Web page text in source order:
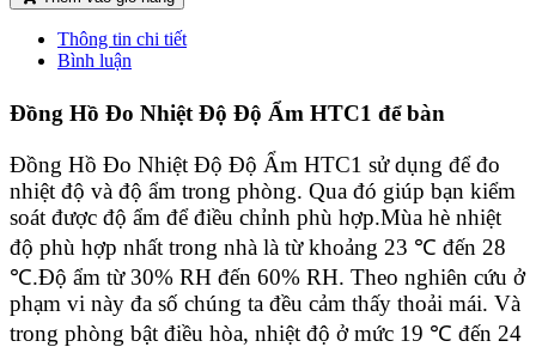
Thông tin chi tiết
Bình luận
Đồng Hồ Đo Nhiệt Độ Độ Ẩm HTC1 để bàn
Đồng Hồ Đo Nhiệt Độ Độ Ẩm HTC1 sử dụng để đo
nhiệt độ và độ ẩm trong phòng. Qua đó giúp bạn kiểm
soát được độ ẩm để điều chỉnh phù hợp.Mùa hè nhiệt
độ phù hợp nhất trong nhà là từ khoảng 23 ℃ đến 28
℃.Độ ẩm từ 30% RH đến 60% RH. Theo nghiên cứu ở
phạm vi này đa số chúng ta đều cảm thấy thoải mái. Và
trong phòng bật điều hòa, nhiệt độ ở mức 19 ℃ đến 24